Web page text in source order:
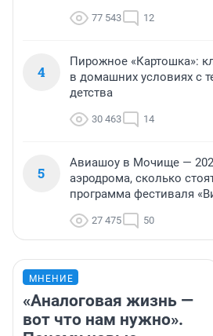
77 543 12
4
Пирожное «Картошка»:
в домашних условиях с
детства
30 463 14
5
Авиашоу в Мочище —
аэродрома, сколько
программа фестиваля
27 475 50
МНЕНИЕ
«Аналоговая жизнь —
вот что нам нужно».